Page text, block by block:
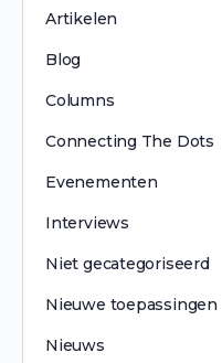
Artikelen
Blog
Columns
Connecting The Dots
Evenementen
Interviews
Niet gecategoriseerd
Nieuwe toepassingen
Nieuws